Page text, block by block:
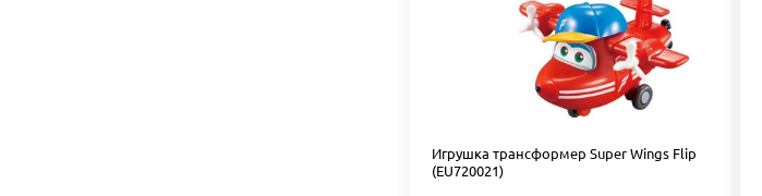
Игрушка трансформер Super Wings Flip
(EU720021)